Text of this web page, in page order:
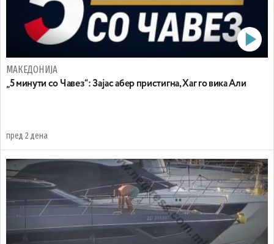
МАКЕДОНИЈА
„5 минути со Чавез“: Зајас абер пристигна, Хаг го вика Али
пред 2 дена